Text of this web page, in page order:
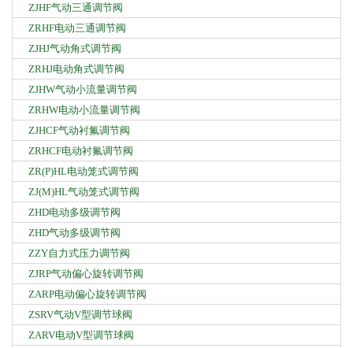
ZJHF气动三通调节阀
ZRHF电动三通调节阀
ZJHJ气动角式调节阀
ZRHJ电动角式调节阀
ZJHW气动小流量调节阀
ZRHW电动小流量调节阀
ZJHCF气动衬氟调节阀
ZRHCF电动衬氟调节阀
ZR(P)HL电动笼式调节阀
ZJ(M)HL气动笼式调节阀
ZHD电动多级调节阀
ZHD气动多级调节阀
ZZY自力式压力调节阀
ZJRP气动偏心旋转调节阀
ZARP电动偏心旋转调节阀
ZSRV气动V型调节球阀
ZARV电动V型调节球阀